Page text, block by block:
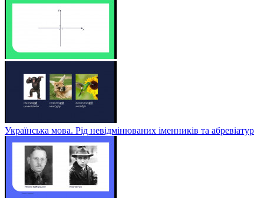
Українська мова. Рід невідмінюваних іменників та абревіатур